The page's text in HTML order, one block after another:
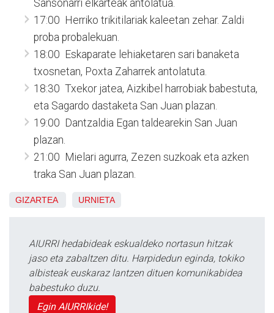
Sansonarri elkarteak antolatua.
17:00 Herriko trikitilariak kaleetan zehar. Zaldi
proba probalekuan.
18:00 Eskaparate lehiaketaren sari banaketa
txosnetan, Poxta Zaharrek antolatuta.
18:30 Txekor jatea, Aizkibel harrobiak babestuta,
eta Sagardo dastaketa San Juan plazan.
19:00 Dantzaldia Egan taldearekin San Juan
plazan.
21:00 Mielari agurra, Zezen suzkoak eta azken
traka San Juan plazan.
GIZARTEA URNIETA
AIURRI hedabideak eskualdeko nortasun hitzak
jaso eta zabaltzen ditu. Harpidedun eginda, tokiko
albisteak euskaraz lantzen dituen komunikabidea
babestuko duzu.
Egin AIURRIkide!